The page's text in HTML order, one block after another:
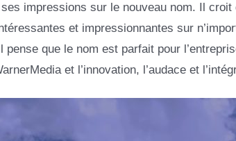
impressions sur le nouveau nom. Il
et impressionnantes sur
pense que le nom est parfait pour
et l’innovation, l’audace et